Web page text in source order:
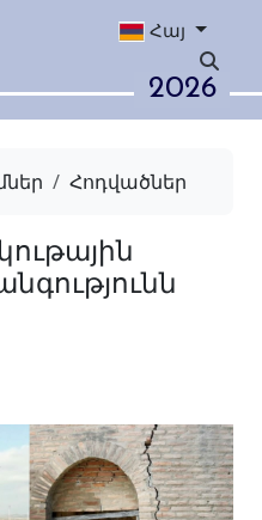
Հայ
2026
Հոդվածներ